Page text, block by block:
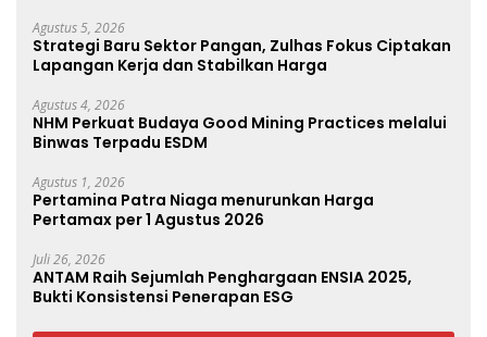
Agustus 5, 2026
Strategi Baru Sektor Pangan, Zulhas Fokus Ciptakan
Lapangan Kerja dan Stabilkan Harga
Agustus 4, 2026
NHM Perkuat Budaya Good Mining Practices melalui
Binwas Terpadu ESDM
Agustus 1, 2026
Pertamina Patra Niaga menurunkan Harga
Pertamax per 1 Agustus 2026
Juli 26, 2026
ANTAM Raih Sejumlah Penghargaan ENSIA 2025,
Bukti Konsistensi Penerapan ESG